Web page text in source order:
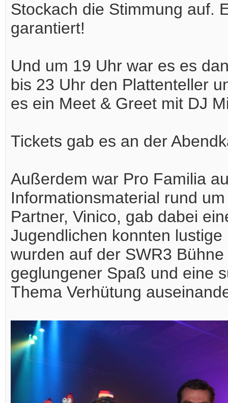
Stockach die Stimmung auf.
garantiert!
Und um 19 Uhr war es es
bis 23 Uhr den Plattenteller
es ein Meet & Greet mit DJ
Tickets gab es an der
Außerdem war Pro Familia
Informationsmaterial rund
Partner, Vinico, gab dabei
Jugendlichen konnten
wurden auf der SWR3
geglungener Spaß und eine
Thema Verhütung